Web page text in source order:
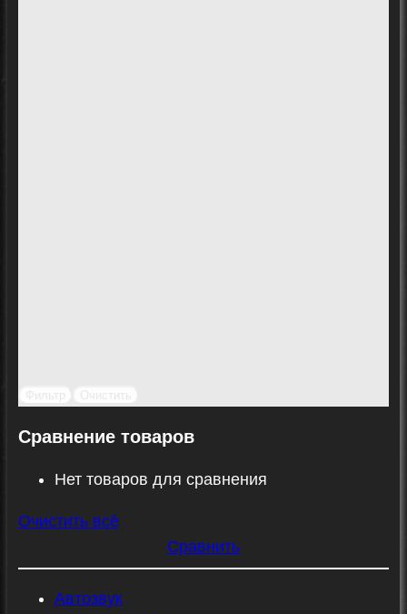
Сравнение товаров
Нет товаров для сравнения
Очистить всё
Сравнить
Автозвук